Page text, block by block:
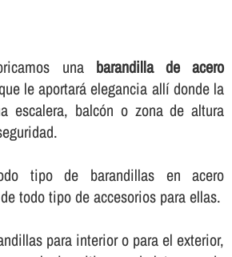
una barandilla de acero
le aportará elegancia allí­ donde la
escalera, balcón o zona de altura
tipo de barandillas en acero
todo tipo de accesorios para ellas.
para interior o para el exterior,